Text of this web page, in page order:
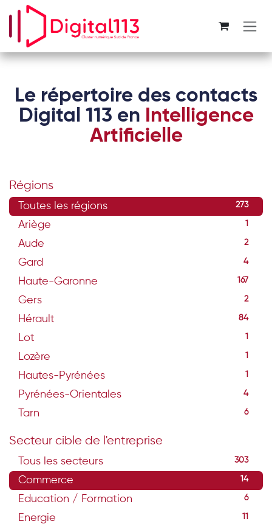
Se rendre au contenu
Le répertoire des contacts
Digital 113 en Intelligence
Artificielle
Régions
Toutes les régions 273
Ariège 1
Aude 2
Gard 4
Haute-Garonne 167
Gers 2
Hérault 84
Lot 1
Lozère 1
Hautes-Pyrénées 1
Pyrénées-Orientales 4
Tarn 6
Secteur cible de l'entreprise
Tous les secteurs 303
Commerce 14
Education / Formation 6
Energie 11